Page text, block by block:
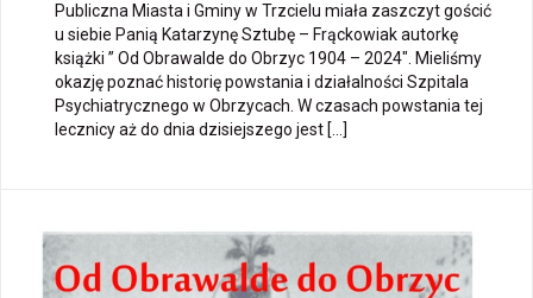
Publiczna Miasta i Gminy w Trzcielu miała zaszczyt gościć
u siebie Panią Katarzynę Sztubę – Frąckowiak autorkę
książki ” Od Obrawalde do Obrzyc 1904 – 2024″. Mieliśmy
okazję poznać historię powstania i działalności Szpitala
Psychiatrycznego w Obrzycach. W czasach powstania tej
lecznicy aż do dnia dzisiejszego jest […]